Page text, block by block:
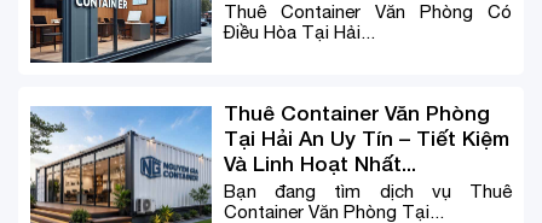
Thuê Container Văn Phòng Có
Điều Hòa Tại Hải...
Thuê Container Văn Phòng
Tại Hải An Uy Tín – Tiết Kiệm
Và Linh Hoạt Nhất...
Bạn đang tìm dịch vụ Thuê
Container Văn Phòng Tại...